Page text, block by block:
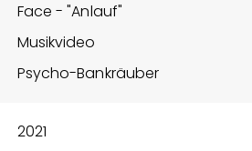
Face - "Anlauf"
Musikvideo
Psycho-Bankräuber
2021